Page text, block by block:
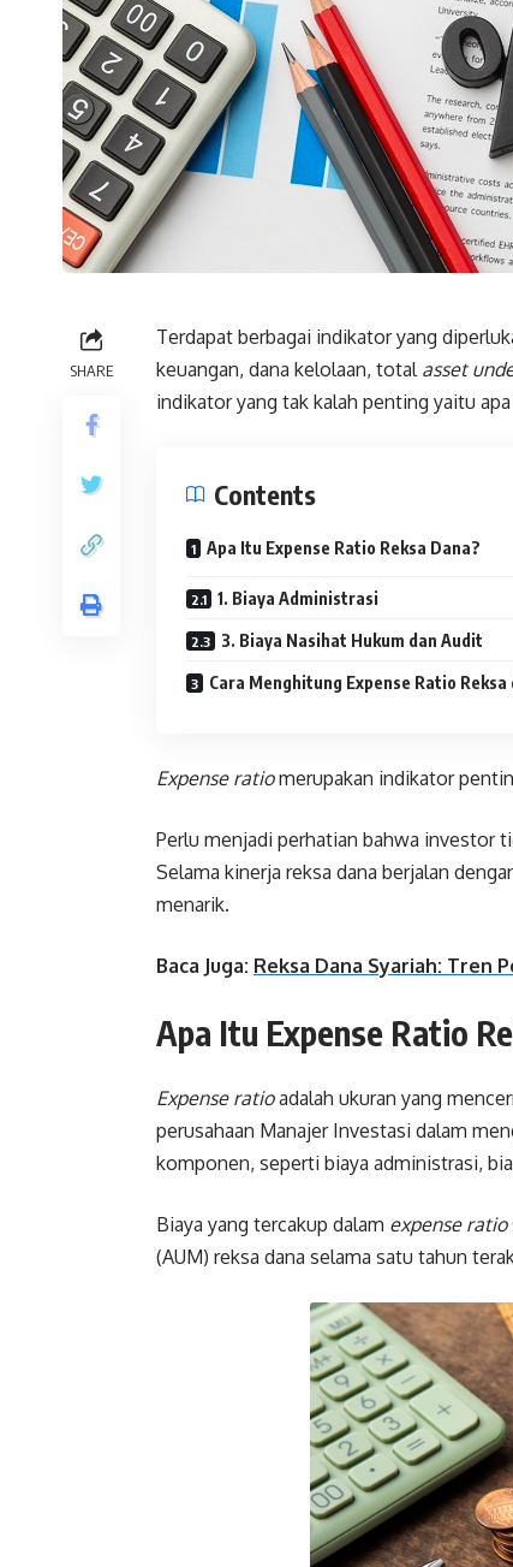
SHARE
Terdapat berbagai indikator yang
keuangan, dana kelolaan, totalasset
indikator yang tak kalah penting yaitu
Contents
Apa Itu Expense Ratio Reksa Dana?
1. Biaya Administrasi
3. Biaya Nasihat Hukum dan Audit
Cara Menghitung Expense Ratio Reksa
Expense ratiomerupakan indikator
Perlu menjadi perhatian bahwa investor
Selama kinerja reksa dana berjalan
menarik.
Baca Juga: Reksa Dana Syariah: Tren
Apa Itu Expense Ratio
Expense ratioadalah ukuran yang
perusahaan Manajer Investasi dalam
komponen, seperti biaya administrasi,
Biaya yang tercakup dalam expense ratio
(AUM) reksa dana selama satu tahun